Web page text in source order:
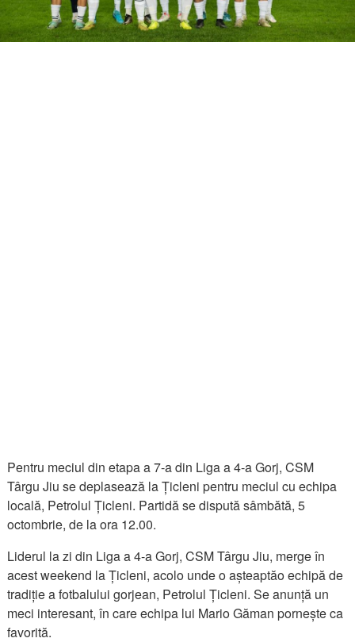
Pentru meciul din etapa a 7-a din Liga a 4-a Gorj, CSM
Târgu Jiu se deplasează la Țicleni pentru meciul cu echipa
locală, Petrolul Țicleni. Partidă se dispută sâmbătă, 5
octombrie, de la ora 12.00.
Liderul la zi din Liga a 4-a Gorj, CSM Târgu Jiu, merge în
acest weekend la Țicleni, acolo unde o așteaptăo echipă de
tradiție a fotbalului gorjean, Petrolul Țicleni. Se anunță un
meci interesant, în care echipa lui Mario Găman pornește ca
favorită.